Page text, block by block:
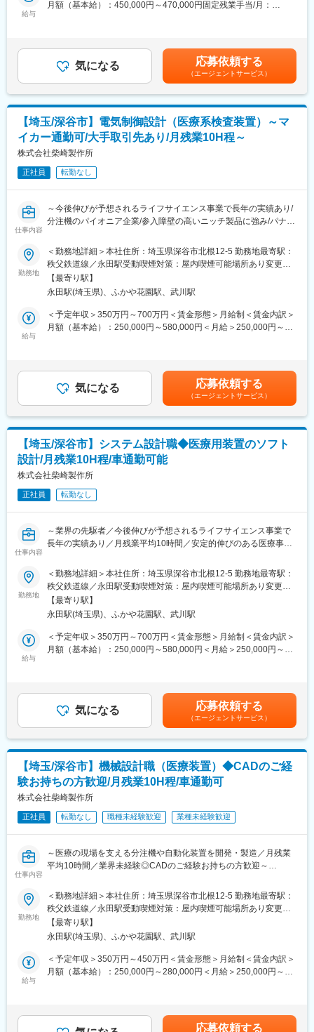
完全週休2日制（土日祝）、年間休日128日、残業は10～20時間程
将来的には経理・財務のスペシャリストとして管理職や部門責任
者への昇格、または経営企画部門へのキャリアチェンジも可能で
す。
■企業の特徴/魅力
特注・少量対応や豊富な実績、高い技術力が強みのバイオメーカ
ーとして国内外の研究機関や企業との取引が拡大中です。安定し
た経営基盤と成長性を両立しています。
・各部署とベンダーとの調整
・現行業務の分析および課題の洗い出し
■ヘルプデスク業務
・社員からの問い合わせ対応
・社内IT教育の実施
【組織構成】
配属予定先のシステム部門は現在2名(30～40代／男性)となり、主
にアプリやヘルプデスク周りをメインで担当しております。
メンバー2名の管理職として業務をお任せします。
【当社の魅力】
東証グロース上場企業です。近年、細胞加工のニーズが高まって
おり、事業拡大に向けて動いております。拡大フェーズにて成長
できる環境です。
■安定性：
入れている企業です。バイオテクノロジーの産業を牽引する企業
を目指しております。
【当社の特徴】
1981年に設立し、当初は微生物検査に使用する動物血液と血清、
培地の製造と販売から事業を開始しました。当時、病院や研究機
関では微生物培地を自分達で作っている企業も多く、その培地の
原料として動物の血液が必要不可欠である点に着目し、ウサギや
ヒツジ、ウマなど取り扱い品目を増やして参りました。その後、
それまで培ってきたノウハウを基にモノクロおよびポリクロ等抗
体受託サービスを手掛けるとともに、微生物培地の製品ラインア
ップを充実させ、最近では細胞の培養に用いる組織培養培地の開
給与
月額（基本給）：450,000円～470,000円固定残業手当/月：
時間を超過した場合は、別途支給いたします。■昇給年1回（4
月）■賞与年2回（６月・11月）賃金はあくまでも目安の金額であ
り、選考を通じて上下する可能性があります。月給(月額)は固定手
当を含めた表記です。
気になる 応募依頼する
（エージェントサービス）
【埼玉/深谷市】電気制御設計（医療系検査装置）～マ
イカー通勤可/大手取引先あり/月残業10H程～
株式会社柴崎製作所
正社員 転勤なし
仕事内容
～今後伸びが予想されるライフサイエンス事業で長年の実績あり/
分注機のパイオニア企業/参入障壁の高いニッチ製品に強み/パナソ
品交換による安定的な取引可能なビジネスモデル～
■業務内容：
医療用の検査装置における強電系の電気設計を行います。モータ
ー制御等の電気制御設計がメインとなります。
■組織構成：
月平均残業時間は10時間程度で、安定した就業が可能です。
発、産学連携事業への展開、次世代の機械の開発に携わっていま
す。仕様検討～設計、組み立てまで一気通貫のため既製品にとら
われず顧客のニーズに合わせた質の高い提案ができることが強み
です。お客様は検査センターがメインとなっており、医療検査業
界での長年のノウハウから今後も安定した受注が見込まれていま
す。同社から製品を卸した顧客は、自然とメンテナンスや部品の
交換を頼むケースが多く、一度接点をとったお客様からは継続的
なお付き合いをすることができています。
■業界について：
り、平成26年には過去最大の売上（約2.8兆円）を記録しました。
高い技術力を誇る日本の医療機器は、世界市場でもその勢力を拡
大しており、今後さらに伸びていくことが予想されています。ま
た、日本政府もグローバル戦略を後押しする体制を整えつつあ
業など国策としてデータヘルスや予防医療を中心にイノベーショ
ンの生まれる環境作りが進んでいます。その中でも同社が携わる
分注機により人間がピペットで行っていた作業を自動化すること
が可能となります。それにより正確性とスピードアップを行うこ
とができます。分注機は生物学、化学、医療の分野で、非常に多
く使用されています。当社の製品は既存顧客との定期的な取引に
加え医療業界の伸びによりますます需要は高まっており、売り上
げは好調です。
変更の範囲：会社の定める業務
勤務地
＜勤務地詳細＞本社住所：埼玉県深谷市北根12-5 勤務地最寄駅：
秩父鉄道線／永田駅受動喫煙対策：屋内喫煙可能場所あり変更の
範囲：無
【最寄り駅】
永田駅(埼玉県)、ふかや花園駅、武川駅
給与
＜予定年収＞350万円～700万円＜賃金形態＞月給制＜賃金内訳＞
月額（基本給）：250,000円～580,000円＜月給＞250,000円～
あり、選考を通じて上下する可能性があります。月給(月額)は固定
手当を含めた表記です。
気になる 応募依頼する
（エージェントサービス）
【埼玉/深谷市】システム設計職◆医療用装置のソフト
設計/月残業10H程/車通勤可能
株式会社柴崎製作所
正社員 転勤なし
仕事内容
～業界の先駆者／今後伸びが予想されるライフサイエンス事業で
長年の実績あり／月残業平均10時間／安定的伸びのある医療事業
■業務内容：
同社のシステム設計職として、医療用装置のソフト設計を行いま
す。
お客様との仕様検討の段階から参加して頂き、弊社医療用装置の
ソフトウェア（ファームウェアおよび、アプリケーション）の開
発を担当して頂きます。
※プログラミング言語はファームウェアがC言語、アプリケーショ
・月平均残業時間は20時間程度で安定した就業が可能です。
■同社の特徴：
・医療検査システムの前処理工程において、業界に先駆けて分注
機を開発しました。現在も共同開発に力を入れるなど、次世代の
機械の開発に携わっています。お客様は検査センターがメインと
なっており、医療検査業界での長年のノウハウから今後も安定し
た受注が見込まれています。仕様検討～機械設計、電気設計、加
工、組み立てまで社内一貫でサポートしており、既製品のみなら
ず顧客のニーズに合わせた新しい商品の提案が可能です。同社か
ら製品を卸した顧客は、自然とメンテナンスや部品の交換を頼む
いをすることができています。
■業界について：
・日本の医療機器の国内での売上額は増加し続けています。高い
ており、今後さらに伸びていくことが予想されています。また、
日本政府もグローバル戦略を後押しする体制を整えつつあり、経
・その中でも同社が携わるのはニッチな業界なので新規参入障壁
勤務地
＜勤務地詳細＞本社住所：埼玉県深谷市北根12-5 勤務地最寄駅：
秩父鉄道線／永田駅受動喫煙対策：屋内喫煙可能場所あり変更の
範囲：無
【最寄り駅】
永田駅(埼玉県)、ふかや花園駅、武川駅
給与
＜予定年収＞350万円～700万円＜賃金形態＞月給制＜賃金内訳＞
月額（基本給）：250,000円～580,000円＜月給＞250,000円～
位）賃金はあくまでも目安の金額であり、選考を通じて上下する
可能性があります。月給(月額)は固定手当を含めた表記です。
気になる 応募依頼する
（エージェントサービス）
【埼玉/深谷市】機械設計職（医療装置）◆CADのご経
験お持ちの方歓迎/月残業10H程/車通勤可
株式会社柴崎製作所
正社員 転勤なし 職種未経験歓迎 業種未経験歓迎
仕事内容
～医療の現場を支える分注機や自動化装置を開発・製造／月残業
平均10時間／業界未経験◎CADのご経験お持ちの方歓迎～
■業務内容：
同社の機械設計職として下記業務をお任せします。まずは製品理
解などから始めていただくことを想定しており、徐々に業務をお
任せします。
【具体的な業務内容】
・分注機や自動化装置の構想設計、詳細設計、部品図作成
・営業活動補助としてのアイデア提案
■組織構成：
勤務地
＜勤務地詳細＞本社住所：埼玉県深谷市北根12-5 勤務地最寄駅：
秩父鉄道線／永田駅受動喫煙対策：屋内喫煙可能場所あり変更の
範囲：無
【最寄り駅】
永田駅(埼玉県)、ふかや花園駅、武川駅
給与
＜予定年収＞350万円～450万円＜賃金形態＞月給制＜賃金内訳＞
月額（基本給）：250,000円～280,000円＜月給＞250,000円～
位）賃金はあくまでも目安の金額であり、選考を通じて上下する
応募依頼する